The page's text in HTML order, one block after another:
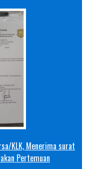
KLK, Menerima surat
Pertemuan